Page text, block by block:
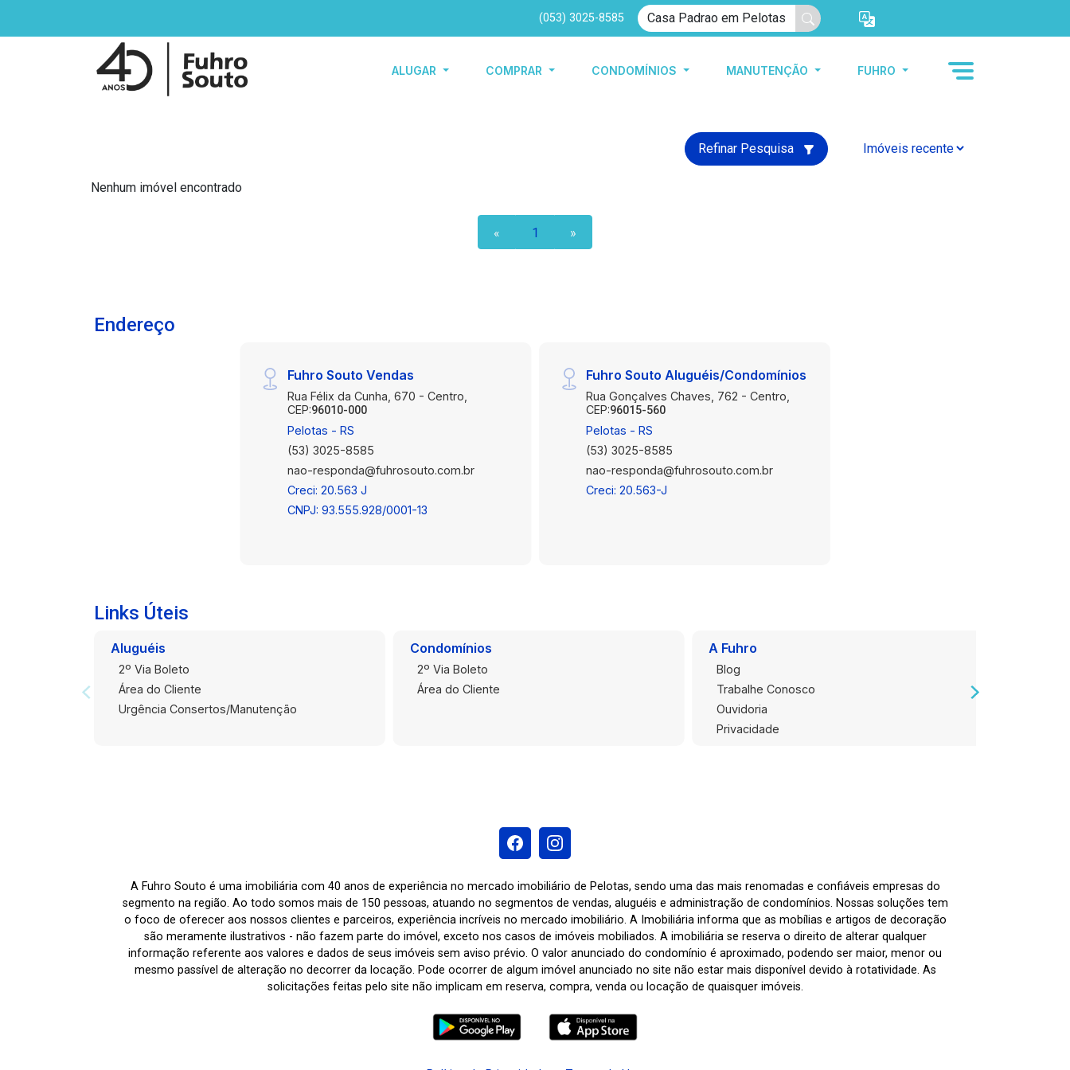
(053) 3025-8585
ALUGAR COMPRAR CONDOMÍNIOS MANUTENÇÃO FUHRO
Refinar Pesquisa
Nenhum imóvel encontrado
« 1 »
Endereço
Fuhro Souto Vendas
Rua Félix da Cunha, 670 - Centro,
CEP:96010-000
Pelotas - RS
(53) 3025-8585
nao-responda@fuhrosouto.com.br
Creci: 20.563 J
CNPJ: 93.555.928/0001-13
Fuhro Souto Aluguéis/Condomínios
Rua Gonçalves Chaves, 762 - Centro,
CEP:96015-560
Pelotas - RS
(53) 3025-8585
nao-responda@fuhrosouto.com.br
Creci: 20.563-J
Links Úteis
Aluguéis
2º Via Boleto
Área do Cliente
Urgência Consertos/Manutenção
Condomínios
2º Via Boleto
Área do Cliente
A Fuhro
Blog
Trabalhe Conosco
Ouvidoria
Privacidade
A Fuhro Souto é uma imobiliária com 40 anos de experiência no mercado imobiliário de Pelotas, sendo uma das mais renomadas e confiáveis empresas do
segmento na região. Ao todo somos mais de 150 pessoas, atuando no segmentos de vendas, aluguéis e administração de condomínios. Nossas soluções tem
o foco de oferecer aos nossos clientes e parceiros, experiência incríveis no mercado imobiliário. A Imobiliária informa que as mobílias e artigos de decoração
são meramente ilustrativos - não fazem parte do imóvel, exceto nos casos de imóveis mobiliados. A imobiliária se reserva o direito de alterar qualquer
informação referente aos valores e dados de seus imóveis sem aviso prévio. O valor anunciado do condomínio é aproximado, podendo ser maior, menor ou
mesmo passível de alteração no decorrer da locação. Pode ocorrer de algum imóvel anunciado no site não estar mais disponível devido à rotatividade. As
solicitações feitas pelo site não implicam em reserva, compra, venda ou locação de quaisquer imóveis.